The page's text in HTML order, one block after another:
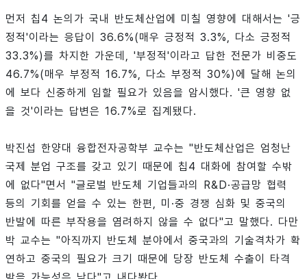
먼저 칩4 논의가 국내 반도체산업에 미칠 영향에 대해서는 '긍
정적'이라는 응답이 36.6%(매우 긍정적 3.3%, 다소 긍정적
33.3%)를 차지한 가운데, '부정적'이라고 답한 전문가 비중도
46.7%(매우 부정적 16.7%, 다소 부정적 30%)에 달해 논의
에 보다 신중하게 임할 필요가 있음을 암시했다. '큰 영향 없
을 것'이라는 답변은 16.7%로 집계됐다.
박진섭 한양대 융합전자공학부 교수는 "반도체산업은 엄청난
국제 분업 구조를 갖고 있기 때문에 칩4 대화에 참여할 수밖
에 없다"면서 "글로벌 반도체 기업들과의 R&D·공급망 협력
등의 기회를 얻을 수 있는 한편, 미·중 경쟁 심화 및 중국의
반발에 따른 부작용을 염려하지 않을 수 없다"고 말했다. 다만
박 교수는 "아직까지 반도체 분야에서 중국과의 기술격차가 확
연하고 중국의 필요가 크기 때문에 당장 반도체 수출이 타격